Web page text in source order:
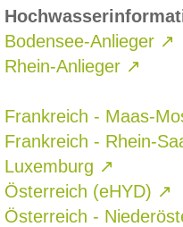
Bodensee-Anlieger ↗
Rhein-Anlieger ↗
Frankreich - Maas-
Frankreich - Rhein-
Luxemburg ↗
Österreich (eHYD) ↗
Österreich -